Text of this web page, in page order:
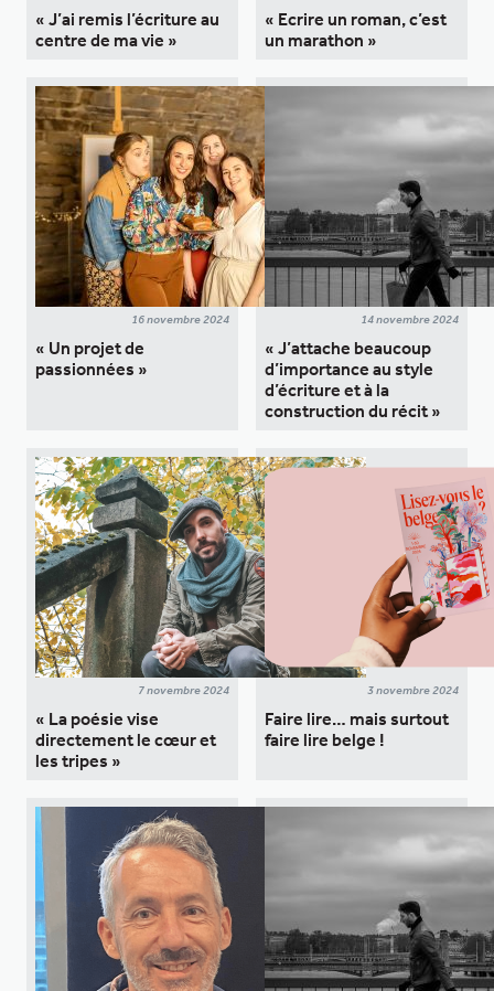
« J’ai remis l’écriture au
centre de ma vie »
« Ecrire un roman, c’est
un marathon »
16 novembre 2024
« Un projet de
passionnées »
14 novembre 2024
« J’attache beaucoup
d’importance au style
d’écriture et à la
construction du récit »
7 novembre 2024
« La poésie vise
directement le cœur et
les tripes »
3 novembre 2024
Faire lire… mais surtout
faire lire belge !